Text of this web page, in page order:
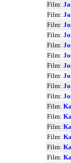
Film:
Film:
Film:
Film:
Film:
Film:
Film:
Film:
Film:
Film:
Film:
Film:
Film:
Film:
Film:
Film: